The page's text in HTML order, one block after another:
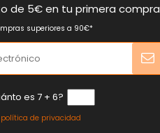
de 5€ en tu primera compra
superiores a 90€*
es 7 + 6?
política de privacidad